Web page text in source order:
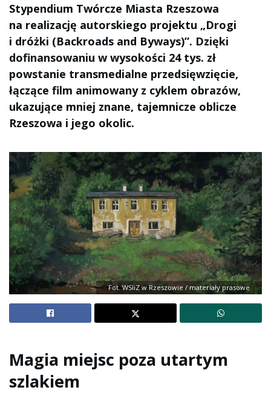
Stypendium Twórcze Miasta Rzeszowa
na realizację autorskiego projektu „Drogi
i dróżki (Backroads and Byways)”. Dzięki
dofinansowaniu w wysokości 24 tys. zł
powstanie transmedialne przedsięwzięcie,
łączące film animowany z cyklem obrazów,
ukazujące mniej znane, tajemnicze oblicze
Rzeszowa i jego okolic.
Fot. WSIiZ w Rzeszowie / materiały prasowe
Magia miejsc poza utartym
szlakiem